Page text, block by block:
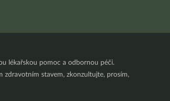
lékařskou pomoc a odbornou péči.
zdravotním stavem, zkonzultujte, prosím,